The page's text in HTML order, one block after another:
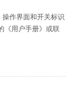
操作界面和开关标识
《用户手册》或联